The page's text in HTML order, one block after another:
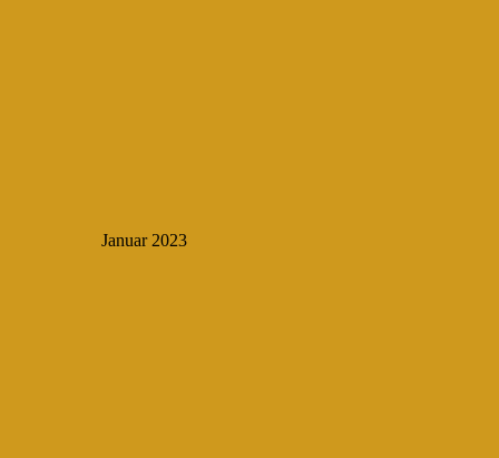
Januar 2023